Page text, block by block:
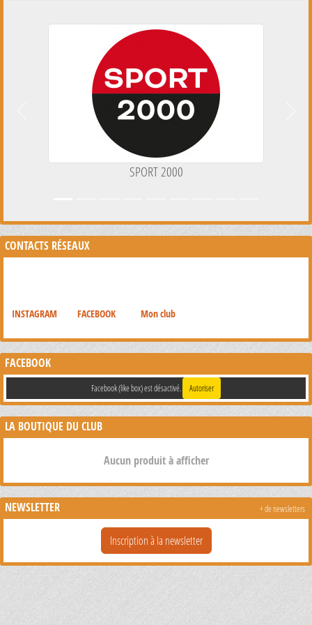
SPORT 2000
CONTACTS RÉSEAUX
INSTAGRAM FACEBOOK Mon club
FACEBOOK
Facebook (like box) est désactivé. Autoriser
LA BOUTIQUE DU CLUB
Aucun produit à afficher
NEWSLETTER
Inscription à la newsletter
+ de newsletters